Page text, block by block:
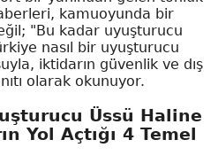
kamuoyunda bir
"Bu kadar uyuşturucu
nasıl bir uyuşturucu
iktidarın güvenlik ve dış
olarak okunuyor.
Üssü Haline
Yol Açtığı 4 Temel